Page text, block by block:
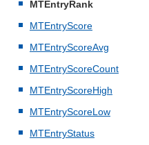
MTEntryRank
MTEntryScore
MTEntryScoreAvg
MTEntryScoreCount
MTEntryScoreHigh
MTEntryScoreLow
MTEntryStatus